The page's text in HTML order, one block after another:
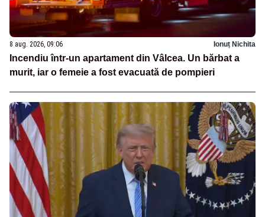
8 aug. 2026, 09:06 Ionuț Nichita
Incendiu într-un apartament din Vâlcea. Un bărbat a
murit, iar o femeie a fost evacuată de pompieri